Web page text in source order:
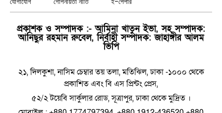
প্রকাশক ও সম্পাদক :- আমিনা খাতুন ইভা, সহ সম্পাদক:
আনিছুর রহমান রুবেল, নির্বাহী সম্পাদক: জাহাঙ্গীর আলম
ভিপি
২১, দিলকুশা, নাসিম চেম্বার তয় তলা, মতিঝিল, ঢাকা -১০০০ থেকে
প্রকাশিত এবং বি এস প্রিন্টং প্রেস,
৫২/২ টয়েবি সার্কুলার রোড, সূত্রাপুর, ঢাকা থেকে মুদ্রিত ।